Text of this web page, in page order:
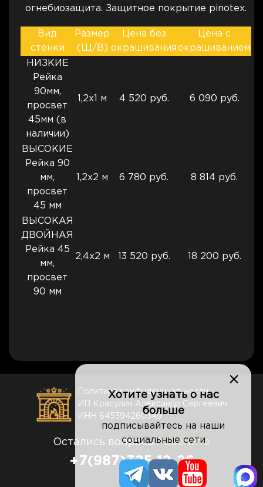
огнебиозащита. Защитное покрытие pinotex.
Вид
стенки
Размер
(Ш/В)
Цена без
окрашивания
Цена с
окрашиванием
НИЗКИЕ
Рейка
90мм,
просвет
45мм (в
наличии)
1,2х1 м 4 520 руб. 6 090 руб.
ВЫСОКИЕ
Рейка 90
мм,
просвет
45 мм
1,2х2 м 6 780 руб. 8 814 руб.
ВЫСОКАЯ
ДВОЙНАЯ
Рейка 45
мм,
просвет
90 мм
2,4х2 м 13 520 руб. 18 200 руб.
Политика конфиденциальности
ИП Красулин Александр Сергеевич
ИНН 645394260349
Остались вопросы?Звоните
+7(987)325-12-26
×
Хотите узнать о нас
больше
подписывайтесь на наши
социальные сети